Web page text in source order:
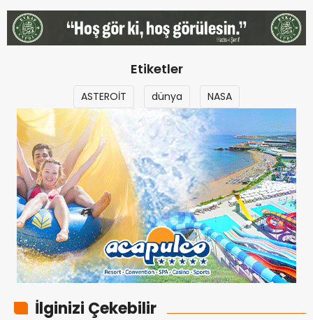
Etiketler
ASTEROİT dünya NASA
İlginizi Çekebilir